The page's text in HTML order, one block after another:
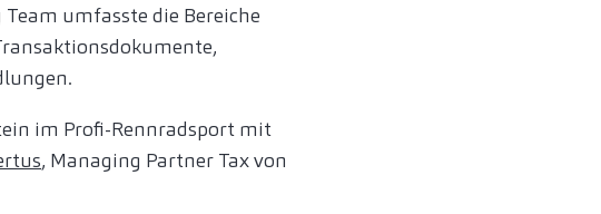
umfasste die Bereiche
im Profi-Rennradsport mit
, Managing Partner Tax von